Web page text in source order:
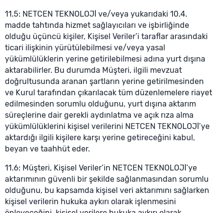
11.5: NETCEN TEKNOLOJİ ve/veya yukarıdaki 10.4.
madde tahtında hizmet sağlayıcıları ve işbirliğinde
olduğu üçüncü kişiler, Kişisel Veriler’i taraflar arasındaki
ticari ilişkinin yürütülebilmesi ve/veya yasal
yükümlülüklerin yerine getirilebilmesi adına yurt dışına
aktarabilirler. Bu durumda Müşteri, ilgili mevzuat
doğrultusunda aranan şartların yerine getirilmesinden
ve Kurul tarafından çıkarılacak tüm düzenlemelere riayet
edilmesinden sorumlu olduğunu, yurt dışına aktarım
süreçlerine dair gerekli aydınlatma ve açık rıza alma
yükümlülüklerini kişisel verilerini NETCEN TEKNOLOJİ’ye
aktardığı ilgili kişilere karşı yerine getireceğini kabul,
beyan ve taahhüt eder.
11.6: Müşteri, Kişisel Veriler’in NETCEN TEKNOLOJİ’ye
aktarımının güvenli bir şekilde sağlanmasından sorumlu
olduğunu, bu kapsamda kişisel veri aktarımını sağlarken
kişisel verilerin hukuka aykırı olarak işlenmesini